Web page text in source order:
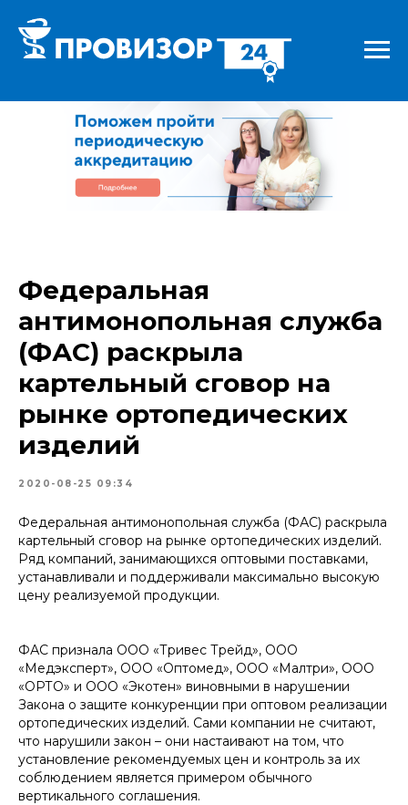
Федеральная
антимонопольная служба
(ФАС) раскрыла
картельный сговор на
рынке ортопедических
изделий
2020-08-25 09:34
Федеральная антимонопольная служба (ФАС) раскрыла
картельный сговор на рынке ортопедических изделий.
Ряд компаний, занимающихся оптовыми поставками,
устанавливали и поддерживали максимально высокую
цену реализуемой продукции.
ФАС признала ООО «Тривес Трейд», ООО
«Медэксперт», ООО «Оптомед», ООО «Малтри», ООО
«ОРТО» и ООО «Экотен» виновными в нарушении
Закона о защите конкуренции при оптовом реализации
ортопедических изделий. Сами компании не считают,
что нарушили закон – они настаивают на том, что
установление рекомендуемых цен и контроль за их
соблюдением является примером обычного
вертикального соглашения.